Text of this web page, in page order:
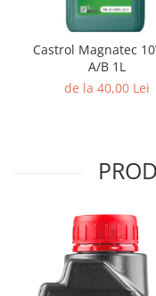
Castrol Magnatec
A/B 1L
de la 40,00 Lei